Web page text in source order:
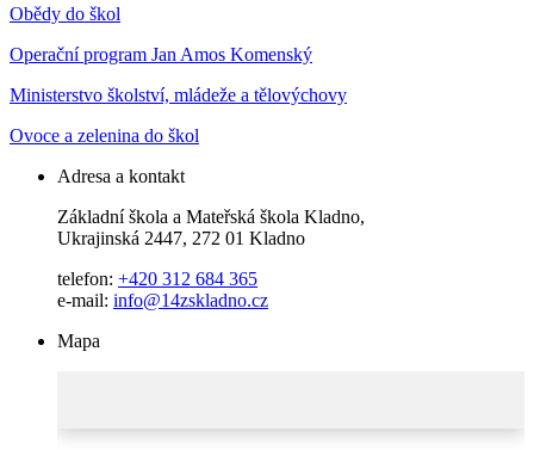
Obědy do škol
Operační program Jan Amos Komenský
Ministerstvo školství, mládeže a tělovýchovy
Ovoce a zelenina do škol
Adresa a kontakt
Základní škola a Mateřská škola Kladno,
Ukrajinská 2447, 272 01 Kladno
telefon: +420 312 684 365
e-mail: info@14zskladno.cz
Mapa